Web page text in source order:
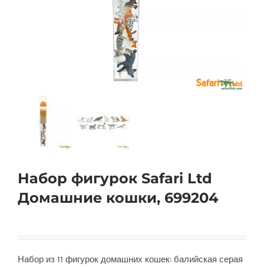
Набор фигурок Safari Ltd
Домашние кошки, 699204
Набор из 11 фигурок домашних кошек: балийская серая